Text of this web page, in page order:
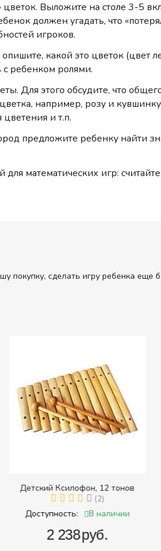
Выложите на столе 3-5
должен угадать, что
игроков.
какой это цветок (цвет
ребенком ролями.
Для этого обсудите, что
например, розу и
и т.п.
предложите ребенку найти
математических игр:
покупку, сделать игру ребенка еще
Детский Ксилофон, 12 тонов
(2)
Доступность: В наличии
‍2 238‍ руб.